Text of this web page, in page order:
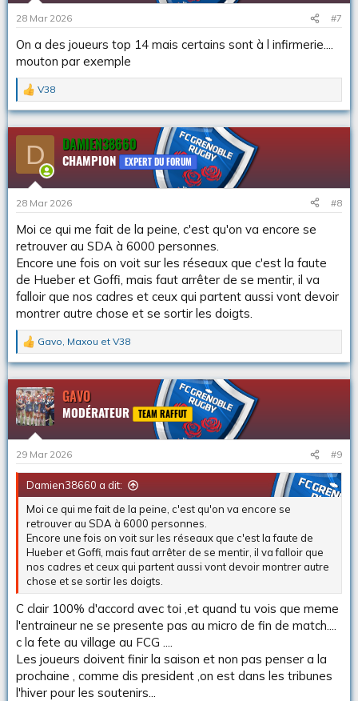
i
o
n
s
:
28 Mar 2026 #7
On a des joueurs top 14 mais certains sont à l infirmerie....
mouton par exemple
L
e
s
r
c
o
n
s
:
V38
D DAMIEN38660
CHAMPION EXPERT DU FORUM
28 Mar 2026 #8
Moi ce qui me fait de la peine, c'est qu'on va encore se
retrouver au SDA à 6000 personnes.
Encore une fois on voit sur les réseaux que c'est la faute
de Hueber et Goffi, mais faut arrêter de se mentir, il va
falloir que nos cadres et ceux qui partent aussi vont devoir
montrer autre chose et se sortir les doigts.
L
e
s
r
é
a
c
i
o
n
s
:
Gavo Maxou et V38
GAVO
MODÉRATEUR TEAM RAFFUT
29 Mar 2026 #9
Damien38660 a dit:
Moi ce qui me fait de la peine, c'est qu'on va encore se
retrouver au SDA à 6000 personnes.
Encore une fois on voit sur les réseaux que c'est la faute de
Hueber et Goffi, mais faut arrêter de se mentir, il va falloir que
nos cadres et ceux qui partent aussi vont devoir montrer autre
chose et se sortir les doigts.
C clair 100% d'accord avec toi ,et quand tu vois que meme
l'entraineur ne se presente pas au micro de fin de match....
c la fete au village au FCG ....
Les joueurs doivent finir la saison et non pas penser a la
prochaine , comme dis president ,on est dans les tribunes
l'hiver pour les soutenirs...